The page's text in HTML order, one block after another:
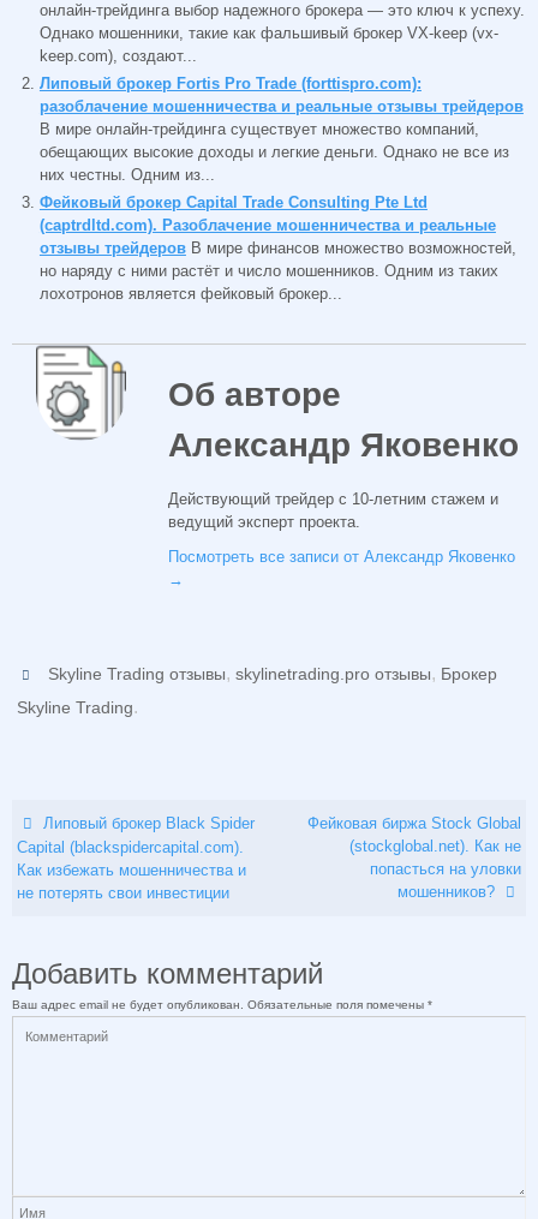
онлайн-трейдинга выбор надежного брокера — это ключ к успеху.
Однако мошенники, такие как фальшивый брокер VX-keep (vx-
keep.com), создают...
Липовый брокер Fortis Pro Trade (forttispro.com):
разоблачение мошенничества и реальные отзывы трейдеров
В мире онлайн-трейдинга существует множество компаний,
обещающих высокие доходы и легкие деньги. Однако не все из
них честны. Одним из...
Фейковый брокер Capital Trade Consulting Pte Ltd
(captrdltd.com). Разоблачение мошенничества и реальные
отзывы трейдеров В мире финансов множество возможностей,
но наряду с ними растёт и число мошенников. Одним из таких
лохотронов является фейковый брокер...
Об авторе
Александр Яковенко
Действующий трейдер с 10-летним стажем и
ведущий эксперт проекта.
Посмотреть все записи от Александр Яковенко
→
Skyline Trading отзывы,skylinetrading.pro отзывы, Брокер
Skyline Trading.
Липовый брокер Black Spider
Capital (blackspidercapital.com).
Как избежать мошенничества и
не потерять свои инвестиции
Фейковая биржа Stock Global
(stockglobal.net). Как не
попасться на уловки
мошенников?
Добавить комментарий
Ваш адрес email не будет опубликован. Обязательные поля помечены *